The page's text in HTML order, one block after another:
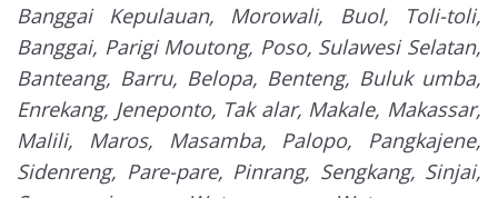
Banggai Kepulauan, Morowali, Buol, Toli-toli,
Banggai, Parigi Moutong, Poso, Sulawesi Selatan,
Banteang, Barru, Belopa, Benteng, Buluk umba,
Enrekang, Jeneponto, Tak alar, Makale, Makassar,
Malili, Maros, Masamba, Palopo, Pangkajene,
Sidenreng, Pare-pare, Pinrang, Sengkang, Sinjai,